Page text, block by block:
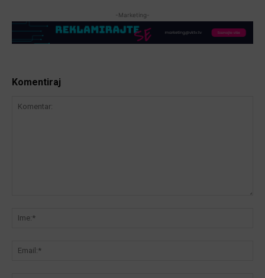
-Marketing-
Komentiraj